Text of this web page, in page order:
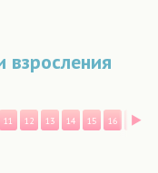
взросления
11 12 13 14 15 16 17